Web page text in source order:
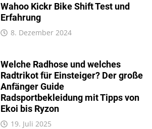
Wahoo Kickr Bike Shift Test und
Erfahrung
8. Dezember 2024
Welche Radhose und welches
Radtrikot für Einsteiger? Der große
Anfänger Guide
Radsportbekleidung mit Tipps von
Ekoi bis Ryzon
19. Juli 2025